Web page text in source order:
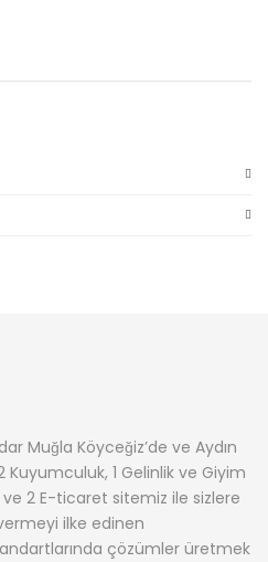
Muğla Köyceğiz’de ve Aydın
1 Gelinlik ve Giyim
ve 2 E-ticaret sitemiz ile sizlere
ilke edinen
çözümler üretmek